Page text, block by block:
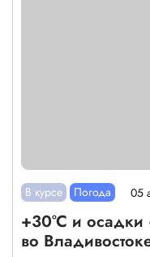
В курсе Погода 05
+30°C и осадки
во